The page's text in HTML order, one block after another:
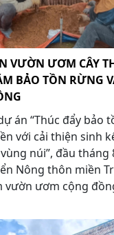
VƯỜN ƯƠM CÂY
BẢO TỒN RỪNG
án “Thúc đẩy bảo
với cải thiện sinh
núi”, đầu tháng
Nông thôn miền
vườn ươm cộng